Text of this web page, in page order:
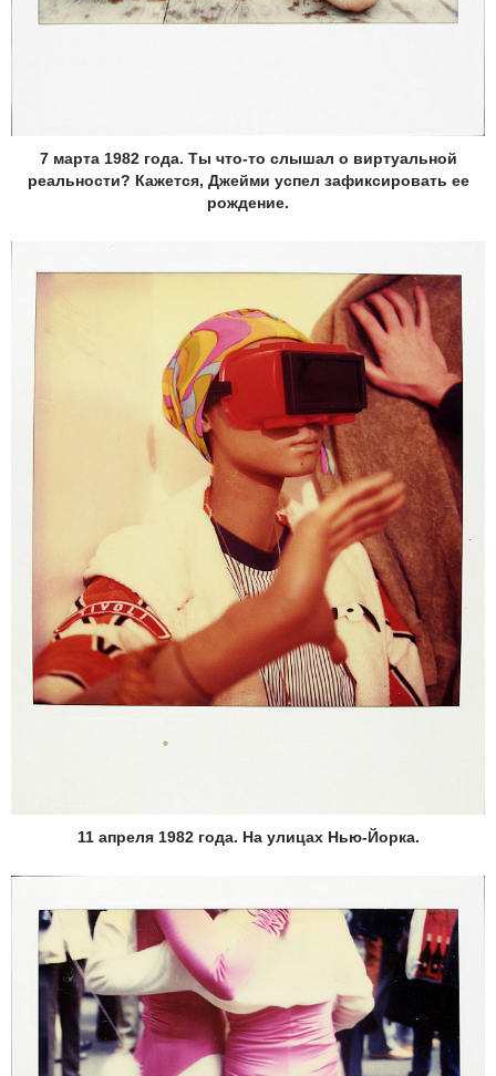
7 марта 1982 года. Ты что-то слышал о виртуальной
реальности? Кажется, Джейми успел зафиксировать ее
рождение.
11 апреля 1982 года. На улицах Нью-Йорка.